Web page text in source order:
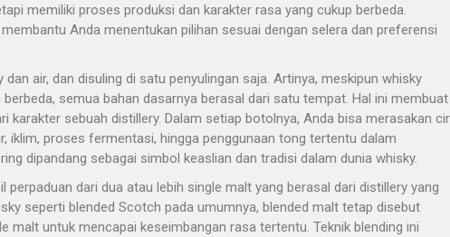
memiliki proses produksi dan karakter rasa yang cukup berbeda.
Anda menentukan pilihan sesuai dengan selera dan preferensi
air, dan disuling di satu penyulingan saja. Artinya, meskipun whisky
semua bahan dasarnya berasal dari satu tempat. Hal ini membuat
karakter sebuah distillery. Dalam setiap botolnya, Anda bisa merasakan
iklim, proses fermentasi, hingga penggunaan tong tertentu dalam
dipandang sebagai simbol keaslian dan tradisi dalam dunia whisky.
perpaduan dari dua atau lebih single malt yang berasal dari distillery yang
seperti blended Scotch pada umumnya, blended malt tetap disebut
malt untuk mencapai keseimbangan rasa tertentu. Teknik blending ini